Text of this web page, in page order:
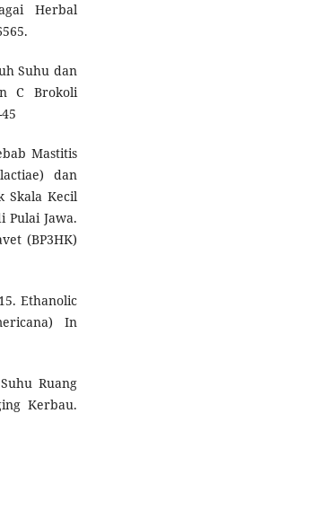
Herbal
Suhu dan
C Brokoli
Mastitis
dan
Skala Kecil
Pulai Jawa.
(BP3HK)
Ethanolic
In
Ruang
Kerbau.